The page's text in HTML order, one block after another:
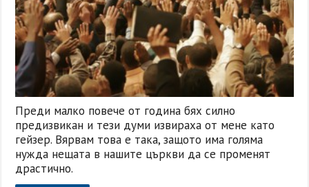
Преди малко повече от година бях силно
предизвикан и тези думи извираха от мене като
гейзер. Вярвам това е така, защото има голяма
нужда нещата в нашите църкви да се променят
драстично.